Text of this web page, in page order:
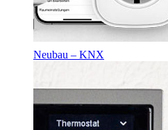
Neubau – KNX